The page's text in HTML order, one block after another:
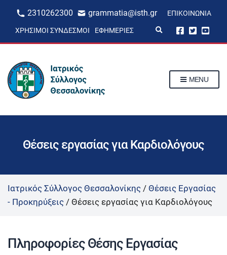
2310262300 grammatia@isth.gr ΕΠΙΚΟΙΝΩΝΊΑ
ΧΡΉΣΙΜΟΙ ΣΎΝΔΕΣΜΟΙ ΕΦΗΜΕΡΊΕΣ
p
m
MENU
Θέσεις εργασίας για Καρδιολόγους
Ιατρικός Σύλλογος Θεσσαλονίκης / Θέσεις Εργασίας
- Προκηρύξεις / Θέσεις εργασίας για Καρδιολόγους
Πληροφορίες Θέσης Εργασίας